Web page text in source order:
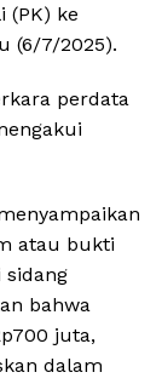
(PK) ke
(6/7/2025).
perdata
atau bukti
bahwa
juta,
dalam